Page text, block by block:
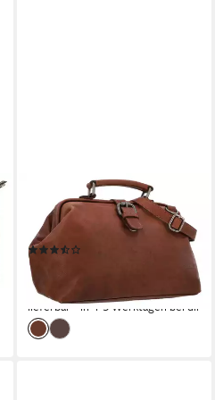
GUSTI LEDER
Handtasche Gusti Leder
Handtasche Lillith (1-tlg)
89,95 €
-25%
lieferbar - in 4-5 Werktagen bei dir